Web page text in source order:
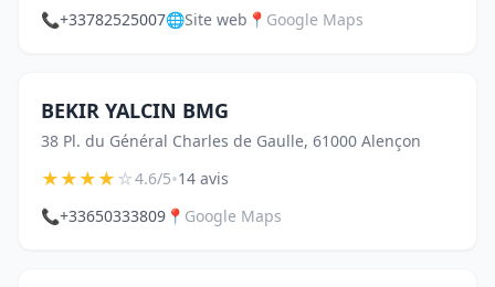
📞+33782525007🌐Site web 📍 Google Maps
BEKIR YALCIN BMG
38 Pl. du Général Charles de Gaulle, 61000 Alençon
★★★★☆4.6/5•14 avis
📞+33650333809 📍 Google Maps